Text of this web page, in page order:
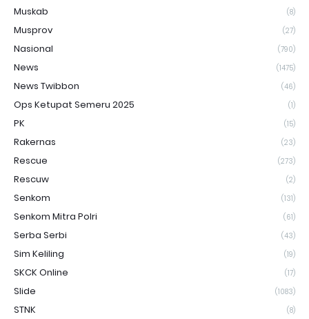
Muskab (8)
Musprov (27)
Nasional (790)
News (1475)
News Twibbon (46)
Ops Ketupat Semeru 2025 (1)
PK (15)
Rakernas (23)
Rescue (273)
Rescuw (2)
Senkom (131)
Senkom Mitra Polri (61)
Serba Serbi (43)
Sim Keliling (19)
SKCK Online (17)
Slide (1083)
STNK (8)